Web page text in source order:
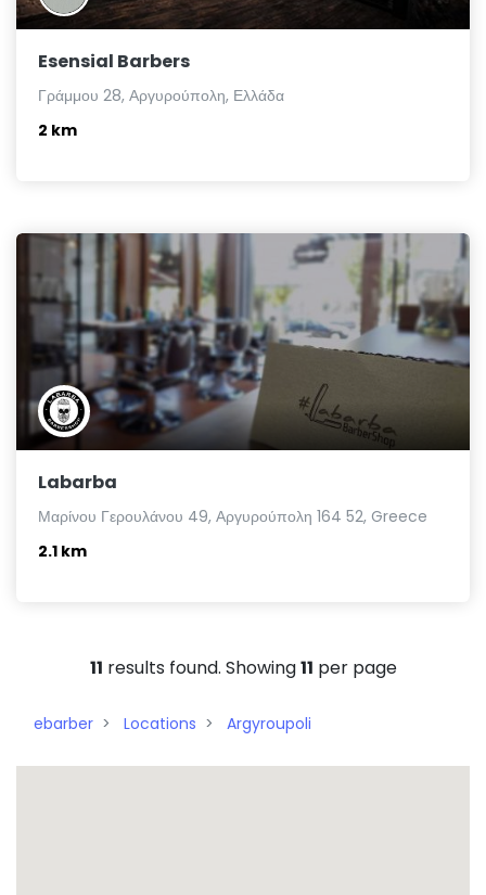
Esensial Barbers
Γράμμου 28, Αργυρούπολη, Ελλάδα
2 km
Labarba
Μαρίνου Γερουλάνου 49, Αργυρούπολη 164 52, Greece
2.1 km
11 results found. Showing11 per page
ebarber Locations Argyroupoli